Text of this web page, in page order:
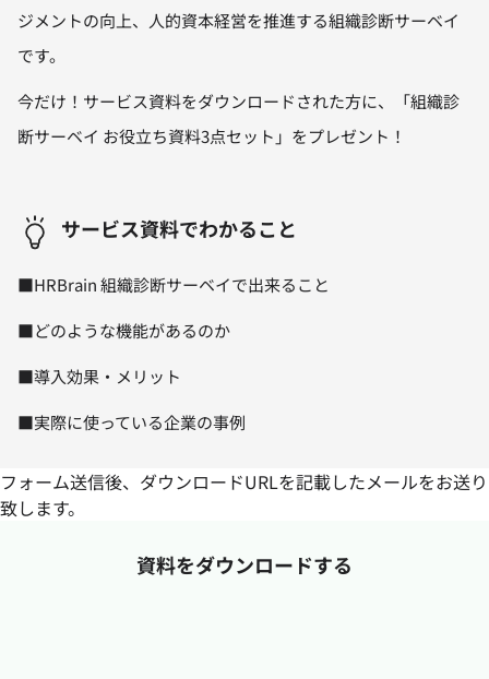
ジメントの向上、人的資本経営を推進する組織診断サーベイ
です。
今だけ！サービス資料をダウンロードされた方に、「組織診
断サーベイ お役立ち資料3点セット」をプレゼント！
サービス資料でわかること
■HRBrain 組織診断サーベイで出来ること
■どのような機能があるのか
■導入効果・メリット
■実際に使っている企業の事例
フォーム送信後、ダウンロードURLを記載したメールをお送り
致します。
資料をダウンロードする